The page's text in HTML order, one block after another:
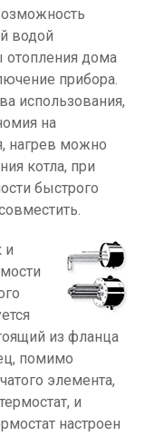
водой
отопления дома
прибора.
использования,
на
нагрев можно
котла, при
быстрого
и
из фланца
помимо
элемента,
и
настроен